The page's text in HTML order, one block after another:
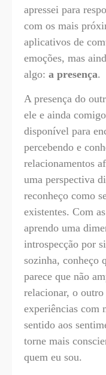
apressei para
com os mais
aplicativos de
emoções, mas
algo: a presença.
A presença do
ele e ainda
disponível para
percebendo e
relacionamentos
uma perspectiva
reconheço como
existentes. Com
aprendo uma
introspecção por
sozinha, conheço
parece que não
relacionar, o
experiências com
sentido aos
torne mais
quem eu sou.